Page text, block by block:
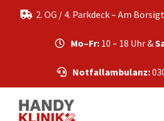
2. OG / 4. Parkdeck – Am
Mo–Fr:10 – 18 Uhr &
Notfallambulanz: